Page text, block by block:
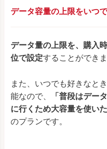
データ容量の上限をいつ
データ量の上限を、購入
位で設定することができま
また、いつでも好きなと
能なので、
「普段はデー
に行くため大容量を使いた
のプランです。